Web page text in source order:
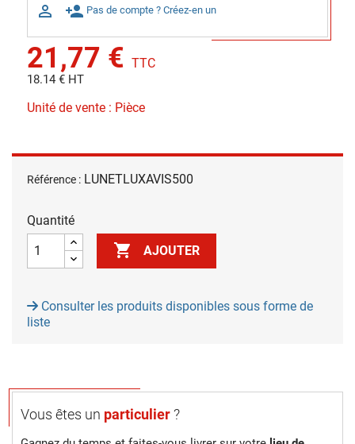
 person_add Pas de compte ? Créez-en un
21,77 € TTC
18.14 € HT
Unité de vente : Pièce
Référence : LUNETLUXAVIS500
Quantité
 AJOUTER
Consulter les produits disponibles sous forme de
liste
Vous êtes un particulier?